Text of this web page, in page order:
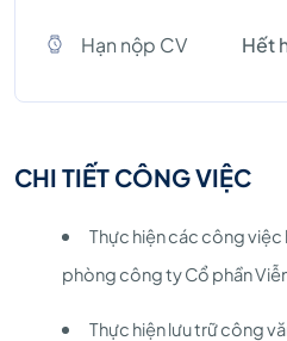
Hạn nộp CV Hết
CHI TIẾT CÔNG VIỆC
Thực hiện các công việc
phòng công ty Cổ phần
Thực hiện lưu trữ công